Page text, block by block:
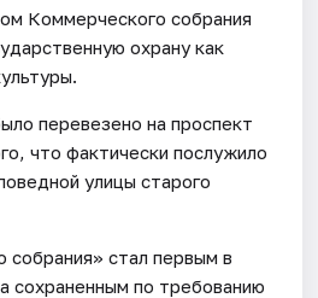
Коммерческого собрания
охрану как
перевезено на проспект
что фактически послужило
улицы старого
стал первым в
сохраненным по требованию